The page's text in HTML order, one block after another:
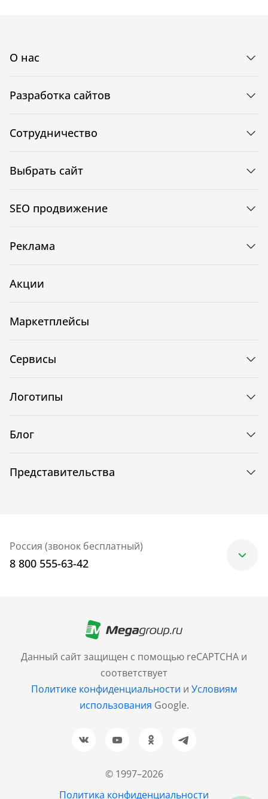
© 1997–2026
Политика конфиденциальности
Данный сайт защищен с помощью reCAPTCHA и
соответствует
Политике конфиденциальности и Условиям
использования Google.
О нас
Разработка сайтов
Сотрудничество
Выбрать сайт
SEO продвижение
Реклама
Акции
Маркетплейсы
Сервисы
Логотипы
Блог
Представительства
Россия (звонок бесплатный)
8 800 555-63-42
+7 (499) 705-30-10
Санкт-Петербург
+7 (812) 600-77-33
Барнаул
+7 (961) 999-93-93
Новосибирск